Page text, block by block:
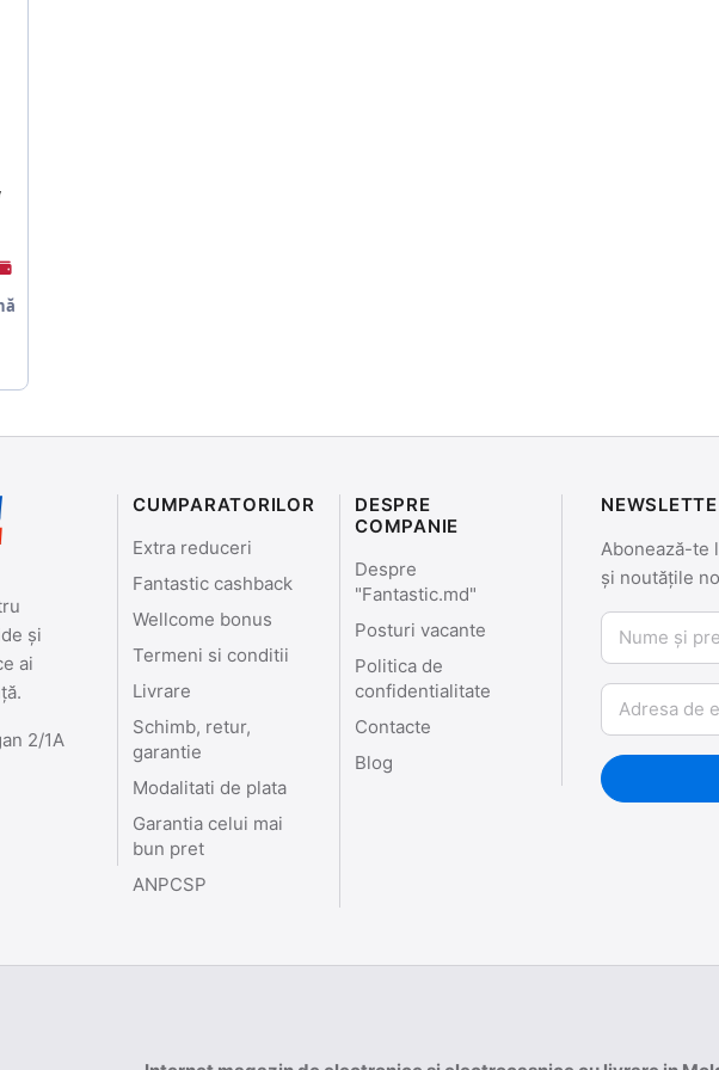
și
ai
2/1A
CUMPARATORILOR
Extra reduceri
Fantastic cashback
Wellcome bonus
Termeni si conditii
Livrare
Schimb, retur,
garantie
Modalitati de plata
Garantia celui mai
bun pret
ANPCSP
DESPRE
COMPANIE
Despre
"Fantastic.md"
Posturi vacante
Politica de
confidentialitate
Contacte
Blog
Abonează-te
și noutățile
Nume și
Email